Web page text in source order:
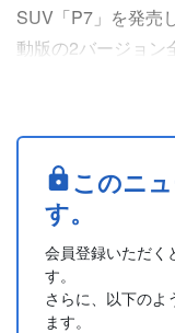
SUV「P7」を発売
動版の2バージョン
エンブレムと超大
ズは、全長
ホイールベースは
・雲馳インテリジ
ー....
このニ
す。
会員登録いただく
す。
さらに、以下のよ
ます。